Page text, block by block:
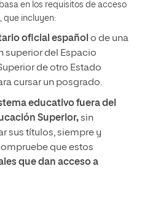
en los requisitos de acceso
que incluyen:
oficial español o de una
superior del Espacio
de otro Estado
cursar un posgrado.
educativo fuera del
Superior,sin
sus títulos, siempre y
que estos
que dan acceso a